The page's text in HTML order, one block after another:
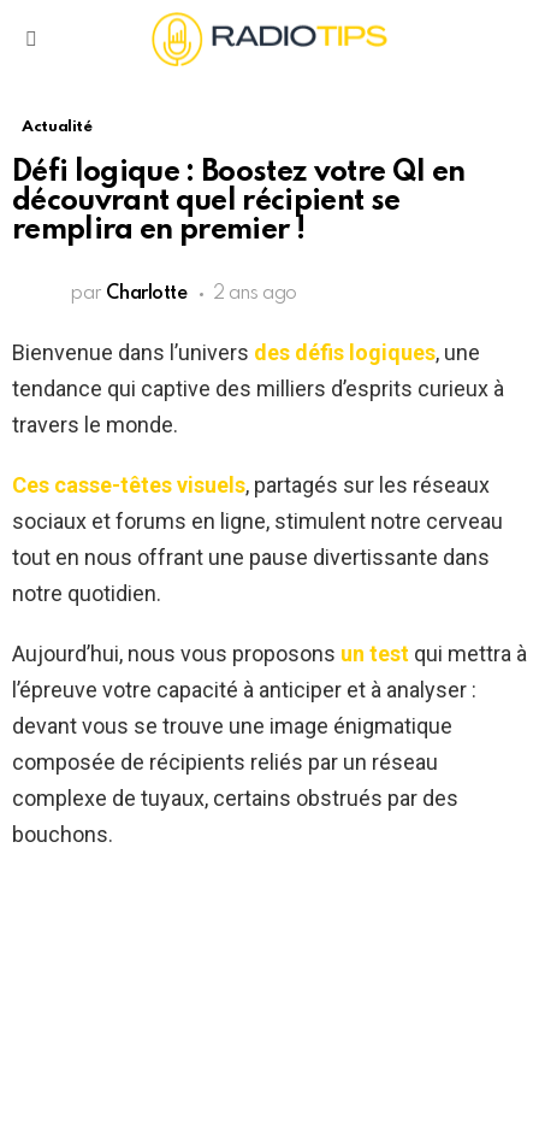
Actualité
Défi logique : Boostez votre QI en
découvrant quel récipient se
remplira en premier !
par Charlotte 2 ans ago
Bienvenue dans l’univers des défis logiques, une
tendance qui captive des milliers d’esprits curieux à
travers le monde.
Ces casse-têtes visuels, partagés sur les réseaux
sociaux et forums en ligne, stimulent notre cerveau
tout en nous offrant une pause divertissante dans
notre quotidien.
Aujourd’hui, nous vous proposons un test qui mettra à
l’épreuve votre capacité à anticiper et à analyser :
devant vous se trouve une image énigmatique
composée de récipients reliés par un réseau
complexe de tuyaux, certains obstrués par des
bouchons.